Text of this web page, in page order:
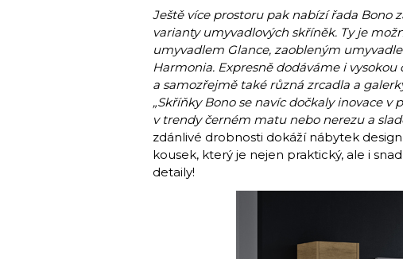
Ještě více prostoru pak nabízí řada Bono
varianty umyvadlových skříněk. Ty je
umyvadlem Glance, zaobleným
Harmonia. Expresně dodáváme i
a samozřejmě také různá zrcadla a
„Skříňky Bono se navíc dočkaly inovace
v trendy černém matu nebo nerezu a
zdánlivé drobnosti dokáží nábytek
kousek, který je nejen praktický, ale i
detaily!